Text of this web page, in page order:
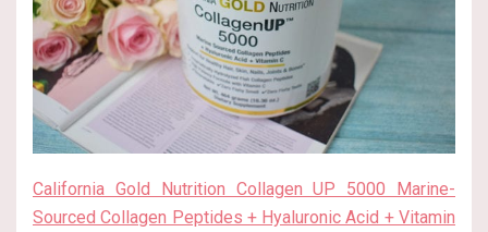
California Gold Nutrition Collagen UP 5000 Marine-
Sourced Collagen Peptides + Hyaluronic Acid + Vitamin